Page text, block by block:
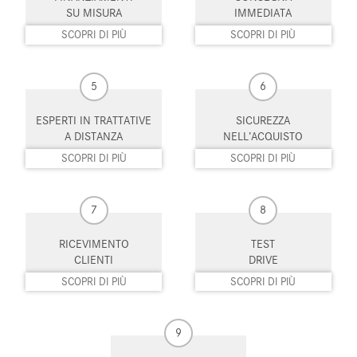
Limitatore di velocità Luce d'ambiente
Luci diurne Luci diurne LED
Monitoraggio pressione
Park Distance Control Pneumatici quattro stagioni
Portellone posteriore elettrico Regolazione elettrica sedili
interamente digitale
Sedile passeggero ribaltabile
Sedili sportivi Sensore di luce
Sensori di parcheggio posteriori Servosterzo
SU MISURA
SCOPRI DI PIÙ
IMMEDIATA
SCOPRI DI PIÙ
5
ESPERTI IN TRATTATIVE
A DISTANZA
SCOPRI DI PIÙ
6
SICUREZZA
NELL’ACQUISTO
SCOPRI DI PIÙ
7
RICEVIMENTO
CLIENTI
SCOPRI DI PIÙ
8
TEST
DRIVE
SCOPRI DI PIÙ
9